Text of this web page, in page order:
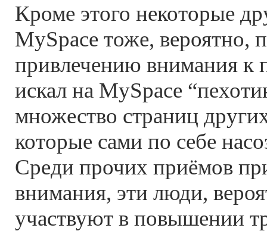
Кроме этого некоторые
MySpace тоже, вероятно,
привлечению внимания к
искал на MySpace
множество страниц
которые сами по себе
Среди прочих приёмов
внимания, эти люди,
участвуют в повышении